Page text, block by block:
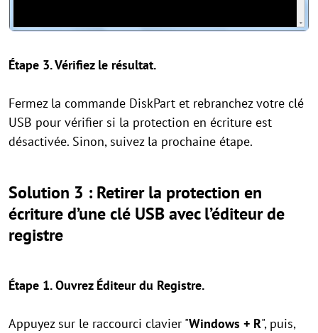
Étape 3. Vérifiez le résultat.
Fermez la commande DiskPart et rebranchez votre clé
USB pour vérifier si la protection en écriture est
désactivée. Sinon, suivez la prochaine étape.
Solution 3 : Retirer la protection en
écriture d’une clé USB avec l’éditeur de
registre
Étape 1. Ouvrez Éditeur du Registre.
Appuyez sur le raccourci clavier "Windows + R", puis,